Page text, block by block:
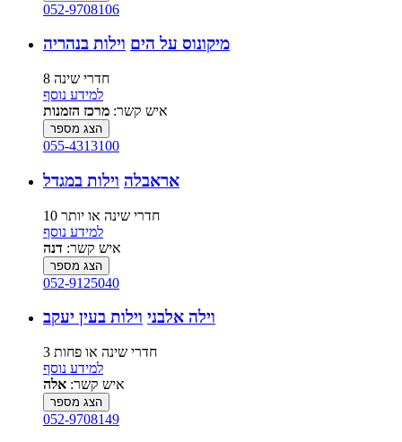
052-9708106
מיקונוס על הים וילות בנהריה
8 חדרי שינה
למידע נוסף
איש קשר: מרכז הזמנות
הצג מספר
055-4313100
אראבלה וילות במגדל
10 חדרי שינה או יותר
למידע נוסף
איש קשר: דנה
הצג מספר
052-9125040
וילה אלבני וילות בעין יעקב
3 חדרי שינה או פחות
למידע נוסף
איש קשר: אלה
הצג מספר
052-9708149